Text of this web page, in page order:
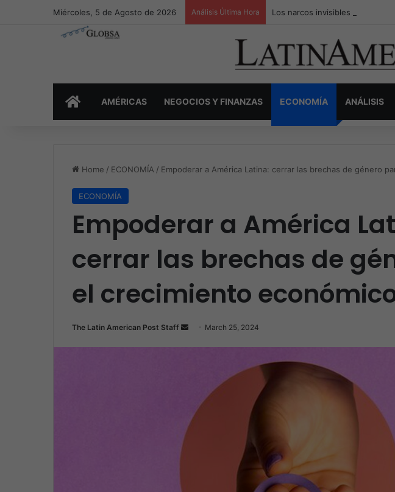
Miércoles, 5 de Agosto de 2026 Análisis Última Hora Los narcos invisibles de
INICIOAMÉRICAS NEGOCIOS Y FINANZAS ECONOMÍA ANÁLISIS
Home / ECONOMÍA / Empoderar a América Latina: cerrar las brechas de género
ECONOMÍA
Empoderar a América
cerrar las brechas de
el crecimiento
The Latin American Post Staff
Send March 25, 2024